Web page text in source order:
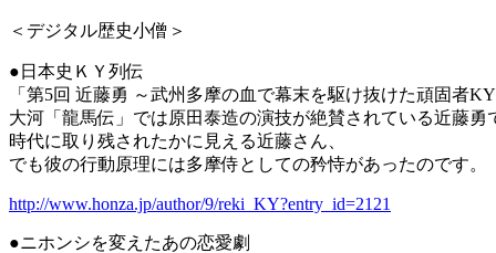
＜デジタル歴史小僧＞
●日本史ＫＹ列伝
「第5回 近藤勇 ～武州多摩の血で幕末を駆け抜けた頑固者KY
大河「龍馬伝」では原田泰造の演技が絶賛されている近藤
時代に取り残されたかに見える近藤さん、
でも彼の行動原理には多摩侍としての矜恃があったのです。
http://www.honza.jp/author/9/reki_KY?entry_id=2121
●ニホンシを変えたあの恋愛劇